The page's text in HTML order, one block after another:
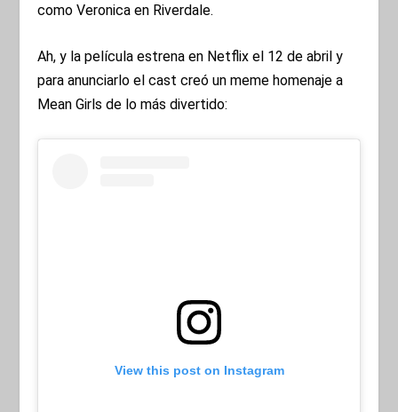
como Veronica en Riverdale.
Ah, y la película estrena en Netflix el 12 de abril y
para anunciarlo el cast creó un meme homenaje a
Mean Girls de lo más divertido:
View this post on Instagram